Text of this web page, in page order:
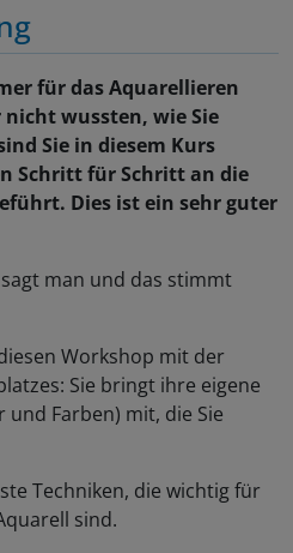
für das Aquarellieren
wussten, wie Sie
Sie in diesem Kurs
Schritt für Schritt an die
Dies ist ein sehr guter
man und das stimmt
Workshop mit der
Sie bringt ihre eigene
und Farben) mit, die Sie
Techniken, die wichtig für
sind.